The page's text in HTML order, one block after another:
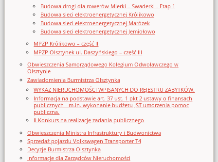
Budowa drogi dla rowerów Mierki – Swaderki - Etap 1
Budowa sieci elektroenergetycznej Królikowo
Budowa sieci elektroenergetycznej Marózek
Budowa sieci elektroenergetycznej Jemiołowo
MPZP Królikowo – część II
MPZP Olsztynek ul. Daszyńskiego – część III
Obwieszczenia Samorządowego Kolegium Odwoławczego w
Olsztynie
Zawiadomienia Burmistrza Olsztynka
WYKAZ NIERUCHOMOŚCI WPISANYCH DO REJESTRU ZABYTKÓW.
Informacja na podstawie art. 37 ust. 1 pkt 2 ustawy o finansach
publicznych - m.in. wykonanie budżetu JST umorzenia pomoc
publiczna.
II Konkurs na realizację zadania publicznego
Obwieszczenia Ministra Infrastruktury i Budwonictwa
Sprzedaż pojazdu Volkswagen Transporter T4
Decyzje Burmistrza Olsztynka
Informacje dla Zarządców Nieruchomości